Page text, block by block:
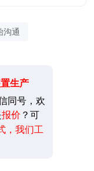
沟通
生产
同号，欢
报价 ？可
，我们工